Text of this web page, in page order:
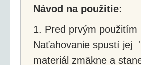
Návod na použitie:
1. Pred prvým použitím
Naťahovanie spustí jej
materiál zmäkne a